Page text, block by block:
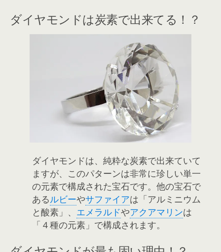
ダイヤモンドは炭素で出来てる！？
ダイヤモンドは、純粋な炭素で出来ていて
ますが、このパターンは非常に珍しい単一
の元素で構成された宝石です。他の宝石で
あるルビーやサファイアは「アルミニウム
と酸素」、 エメラルドやアクアマリンは
「４種の元素」で構成されます。